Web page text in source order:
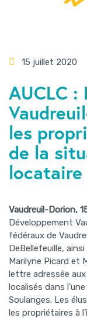
15 juillet 2020
AUCLC :
les
de la
locataire
Vaudreuil-Dorion,
Développement
fédéraux de
DeBellefeuille,
Marilyne Picard et
lettre adressée
localisés dans
Soulanges. Les
les propriétaires à